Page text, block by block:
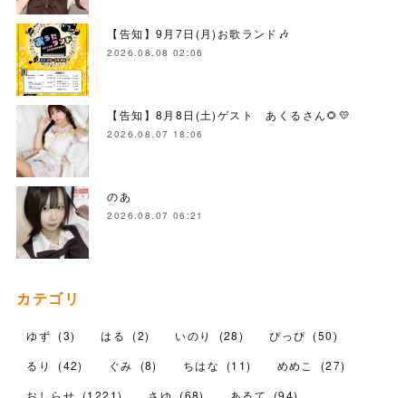
【告知】9月7日(月)お歌ランド🎶
2026.08.08 02:06
【告知】8月8日(土)ゲスト あくるさん🌻💛
2026.08.07 18:06
のあ
2026.08.07 06:21
カテゴリ
ゆず (3) はる (2) いのり (28) ぴっぴ (50)
るり
(42) ぐみ (8) ちはな (11) めめこ (27)